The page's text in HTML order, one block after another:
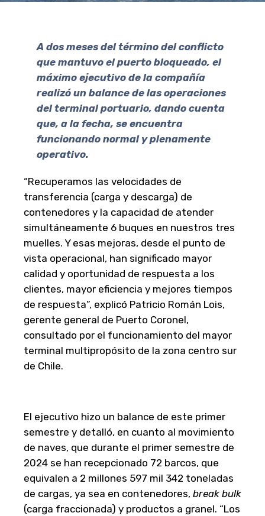
A dos meses del término del conflicto
que mantuvo el puerto bloqueado, el
máximo ejecutivo de la compañía
realizó un balance de las operaciones
del terminal portuario, dando cuenta
que, a la fecha, se encuentra
funcionando normal y plenamente
operativo.
“Recuperamos las velocidades de
transferencia (carga y descarga) de
contenedores y la capacidad de atender
simultáneamente 6 buques en nuestros tres
muelles. Y esas mejoras, desde el punto de
vista operacional, han significado mayor
calidad y oportunidad de respuesta a los
clientes, mayor eficiencia y mejores tiempos
de respuesta”, explicó Patricio Román Lois,
gerente general de Puerto Coronel,
consultado por el funcionamiento del mayor
terminal multipropósito de la zona centro sur
de Chile.
El ejecutivo hizo un balance de este primer
semestre y detalló, en cuanto al movimiento
de naves, que durante el primer semestre de
2024 se han recepcionado 72 barcos, que
equivalen a 2 millones 597 mil 342 toneladas
de cargas, ya sea en contenedores, break bulk
(carga fraccionada) y productos a granel. “Los